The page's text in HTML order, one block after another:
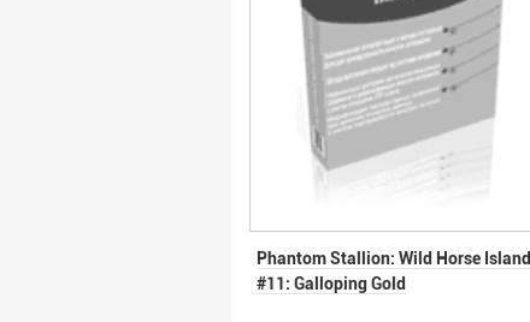
Phantom Stallion: Wild Horse Island
#11: Galloping Gold